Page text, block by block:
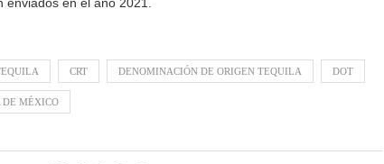
enviados en el año 2021.
CRT DENOMINACIÓN DE ORIGEN TEQUILA DOT
DE MÉXICO